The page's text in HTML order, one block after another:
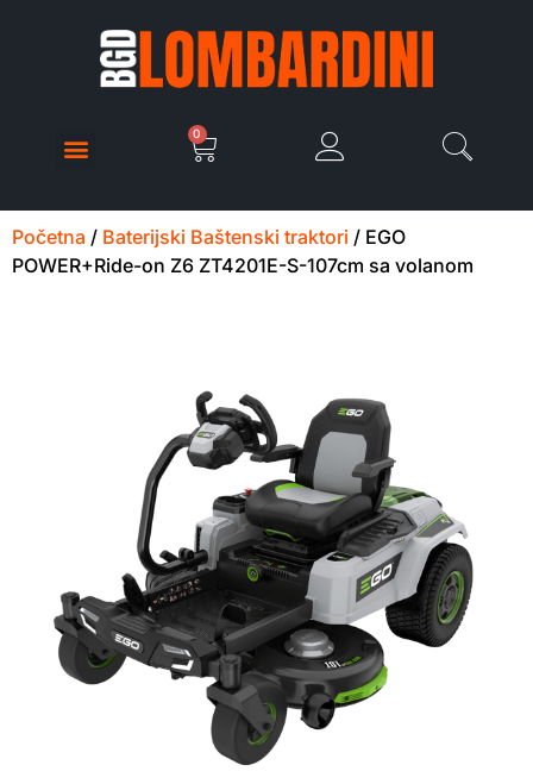
0
Početna / Baterijski Baštenski traktori / EGO
POWER+Ride-on Z6 ZT4201E-S-107cm sa volanom